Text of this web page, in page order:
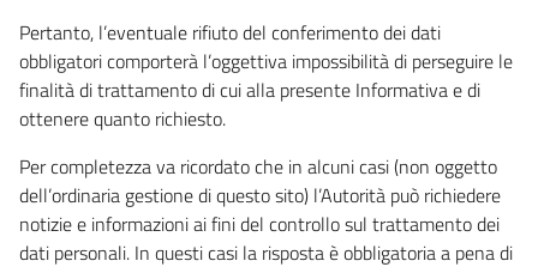
Pertanto, l’eventuale rifiuto del conferimento dei dati
obbligatori comporterà l’oggettiva impossibilità di perseguire le
finalità di trattamento di cui alla presente Informativa e di
ottenere quanto richiesto.
Per completezza va ricordato che in alcuni casi (non oggetto
dell’ordinaria gestione di questo sito) l’Autorità può richiedere
notizie e informazioni ai fini del controllo sul trattamento dei
dati personali. In questi casi la risposta è obbligatoria a pena di